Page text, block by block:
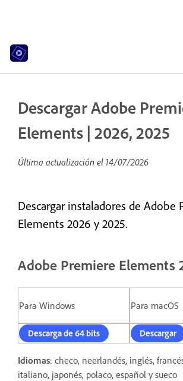
Descargar Adobe
Elements | 2026, 2025
Última actualización el 14/07/2026
Descargar instaladores de Adobe
Elements 2026 y 2025.
Adobe Premiere Elements
Para Windows Para macOS
Descarga de 64 bits Descargar
Idiomas: checo, neerlandés, inglés,
italiano, japonés, polaco, español y sueco